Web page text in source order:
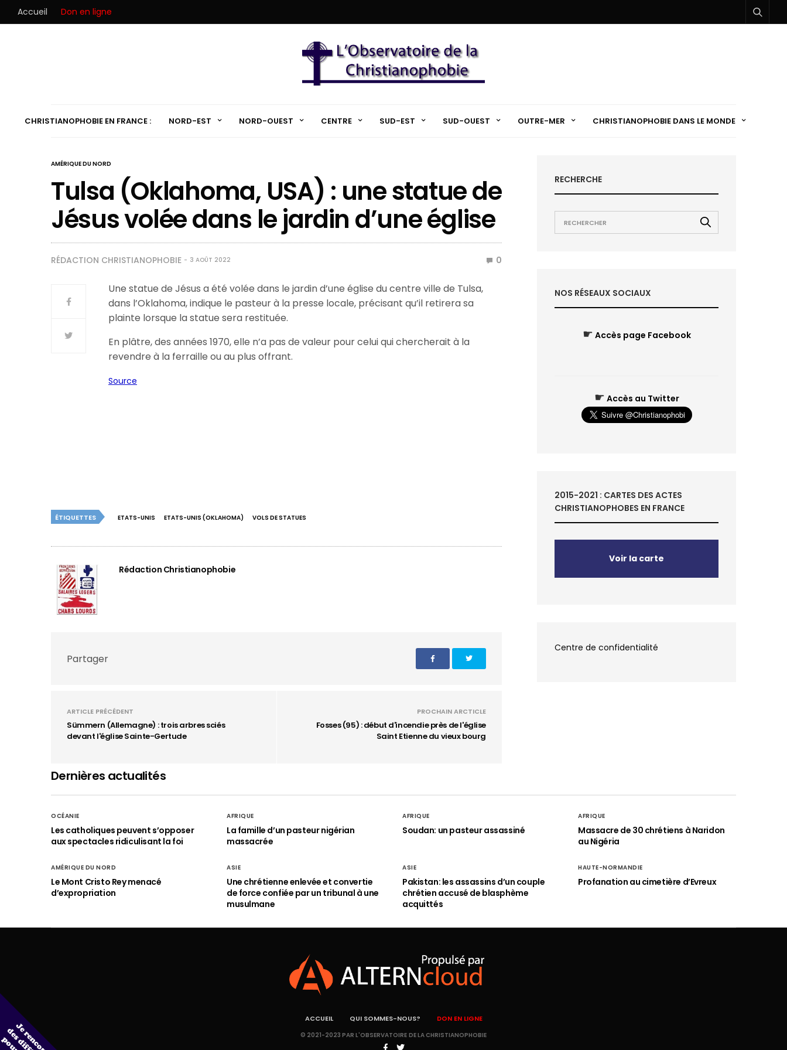
Accueil Don en ligne
CHRISTIANOPHOBIE EN FRANCE : NORD-EST NORD-OUEST CENTRE SUD-EST SUD-OUEST OUTRE-MER CHRISTIANOPHOBIE DANS LE MONDE
AMÉRIQUE DU NORD
Tulsa (Oklahoma, USA) : une statue de
Jésus volée dans le jardin d’une église
RÉDACTION CHRISTIANOPHOBIE 3 AOÛT 2022 0
Une statue de Jésus a été volée dans le jardin d’une église du centre ville de Tulsa,
dans l’Oklahoma, indique le pasteur à la presse locale, précisant qu’il retirera sa
plainte lorsque la statue sera restituée.
En plâtre, des années 1970, elle n’a pas de valeur pour celui qui chercherait à la
revendre à la ferraille ou au plus offrant.
Source
ÉTIQUETTES ETATS-UNIS ETATS-UNIS (OKLAHOMA) VOLS DE STATUES
Rédaction Christianophobie
Partager
ARTICLE PRÉCÉDENT
Sümmern (Allemagne) : trois arbres sciés
devant l'église Sainte-Gertude
PROCHAIN ARCTICLE
Fosses (95) : début d'incendie près de l'église
Saint Etienne du vieux bourg
RECHERCHE
NOS RÉSEAUX SOCIAUX
☛ Accès page Facebook
☛ Accès au Twitter
2015-2021 : CARTES DES ACTES
CHRISTIANOPHOBES EN FRANCE
Voir la carte
Centre de confidentialité
Dernières actualités
OCÉANIE
Les catholiques peuvent s’opposer
aux spectacles ridiculisant la foi
AFRIQUE
La famille d’un pasteur nigérian
massacrée
AFRIQUE
Soudan: un pasteur assassiné
AFRIQUE
Massacre de 30 chrétiens à Naridon
au Nigéria
AMÉRIQUE DU NORD
Le Mont Cristo Rey menacé
d’expropriation
ASIE
Une chrétienne enlevée et convertie
de force confiée par un tribunal à une
musulmane
ASIE
Pakistan: les assassins d’un couple
chrétien accusé de blasphème
acquittés
HAUTE-NORMANDIE
Profanation au cimetière d’Evreux
ACCUEIL QUI SOMMES-NOUS? DON EN LIGNE
© 2021-2023 PAR L'OBSERVATOIRE DE LA CHRISTIANOPHOBIE